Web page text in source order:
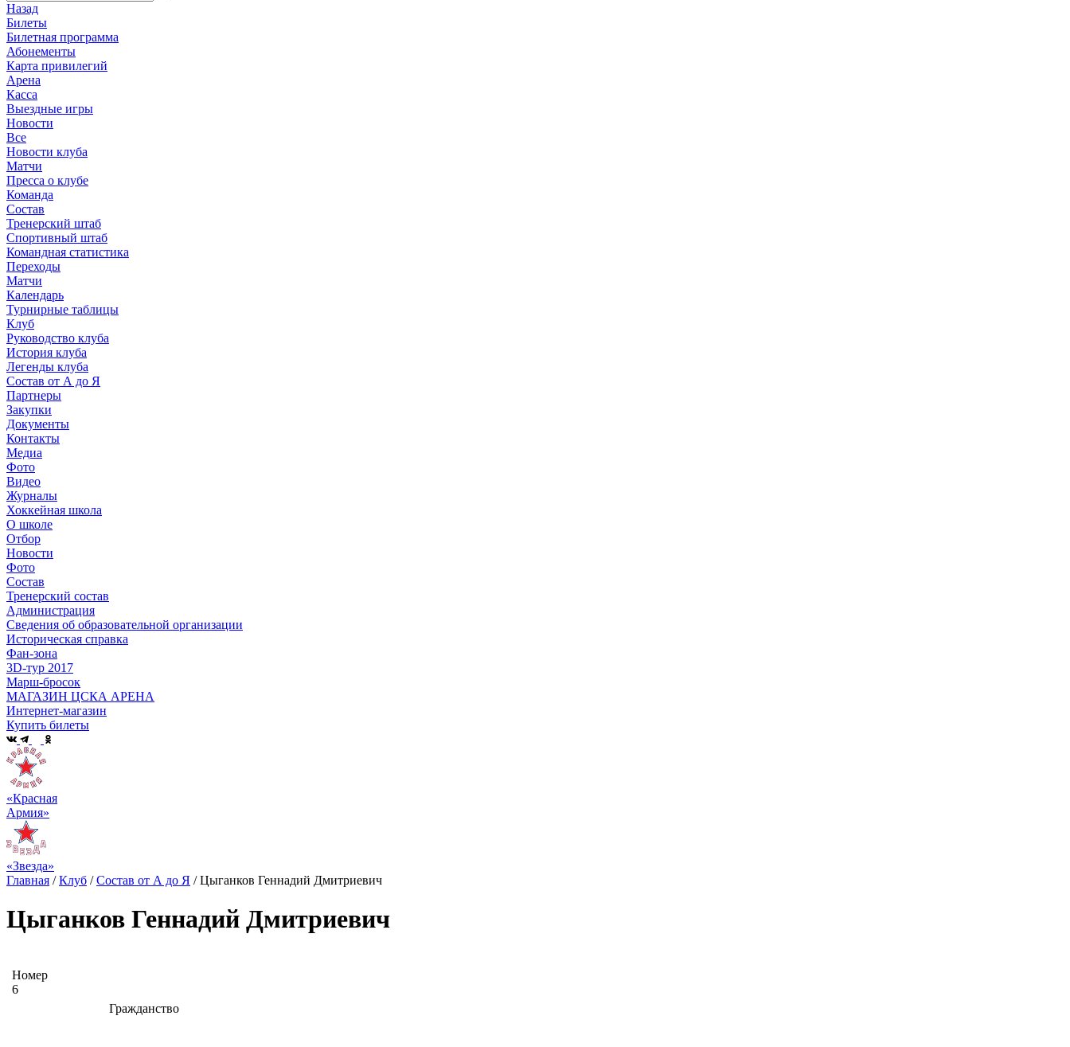
Назад
Билеты
Билетная программа
Абонементы
Карта привилегий
Арена
Касса
Выездные игры
Новости
Все
Новости клуба
Матчи
Пресса о клубе
Команда
Состав
Тренерский штаб
Спортивный штаб
Командная статистика
Переходы
Матчи
Календарь
Турнирные таблицы
Клуб
Руководство клуба
История клуба
Легенды клуба
Состав от А до Я
Партнеры
Закупки
Документы
Контакты
Медиа
Фото
Видео
Журналы
Хоккейная школа
О школе
Отбор
Новости
Фото
Состав
Тренерский состав
Администрация
Сведения об образовательной организации
Историческая справка
Фан-зона
3D-тур 2017
Марш-бросок
МАГАЗИН ЦСКА АРЕНА
Интернет-магазин
Купить билеты
«Красная
Армия»
«Звезда»
Главная /Клуб /Состав от А до Я /Цыганков Геннадий Дмитриевич
Цыганков Геннадий Дмитриевич
Номер
6
Гражданство